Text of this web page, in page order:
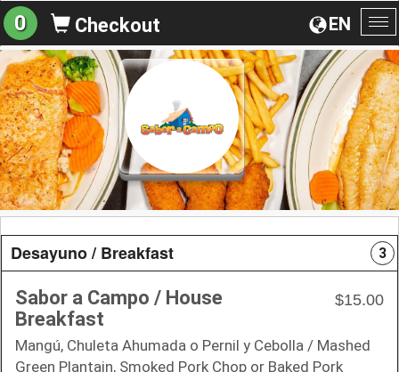
EN
0 Checkout
Desayuno / Breakfast 3
Sabor a Campo / House
Breakfast
$15.00
Mangú, Chuleta Ahumada o Pernil y Cebolla / Mashed
Green Plantain, Smoked Pork Chop or Baked Pork